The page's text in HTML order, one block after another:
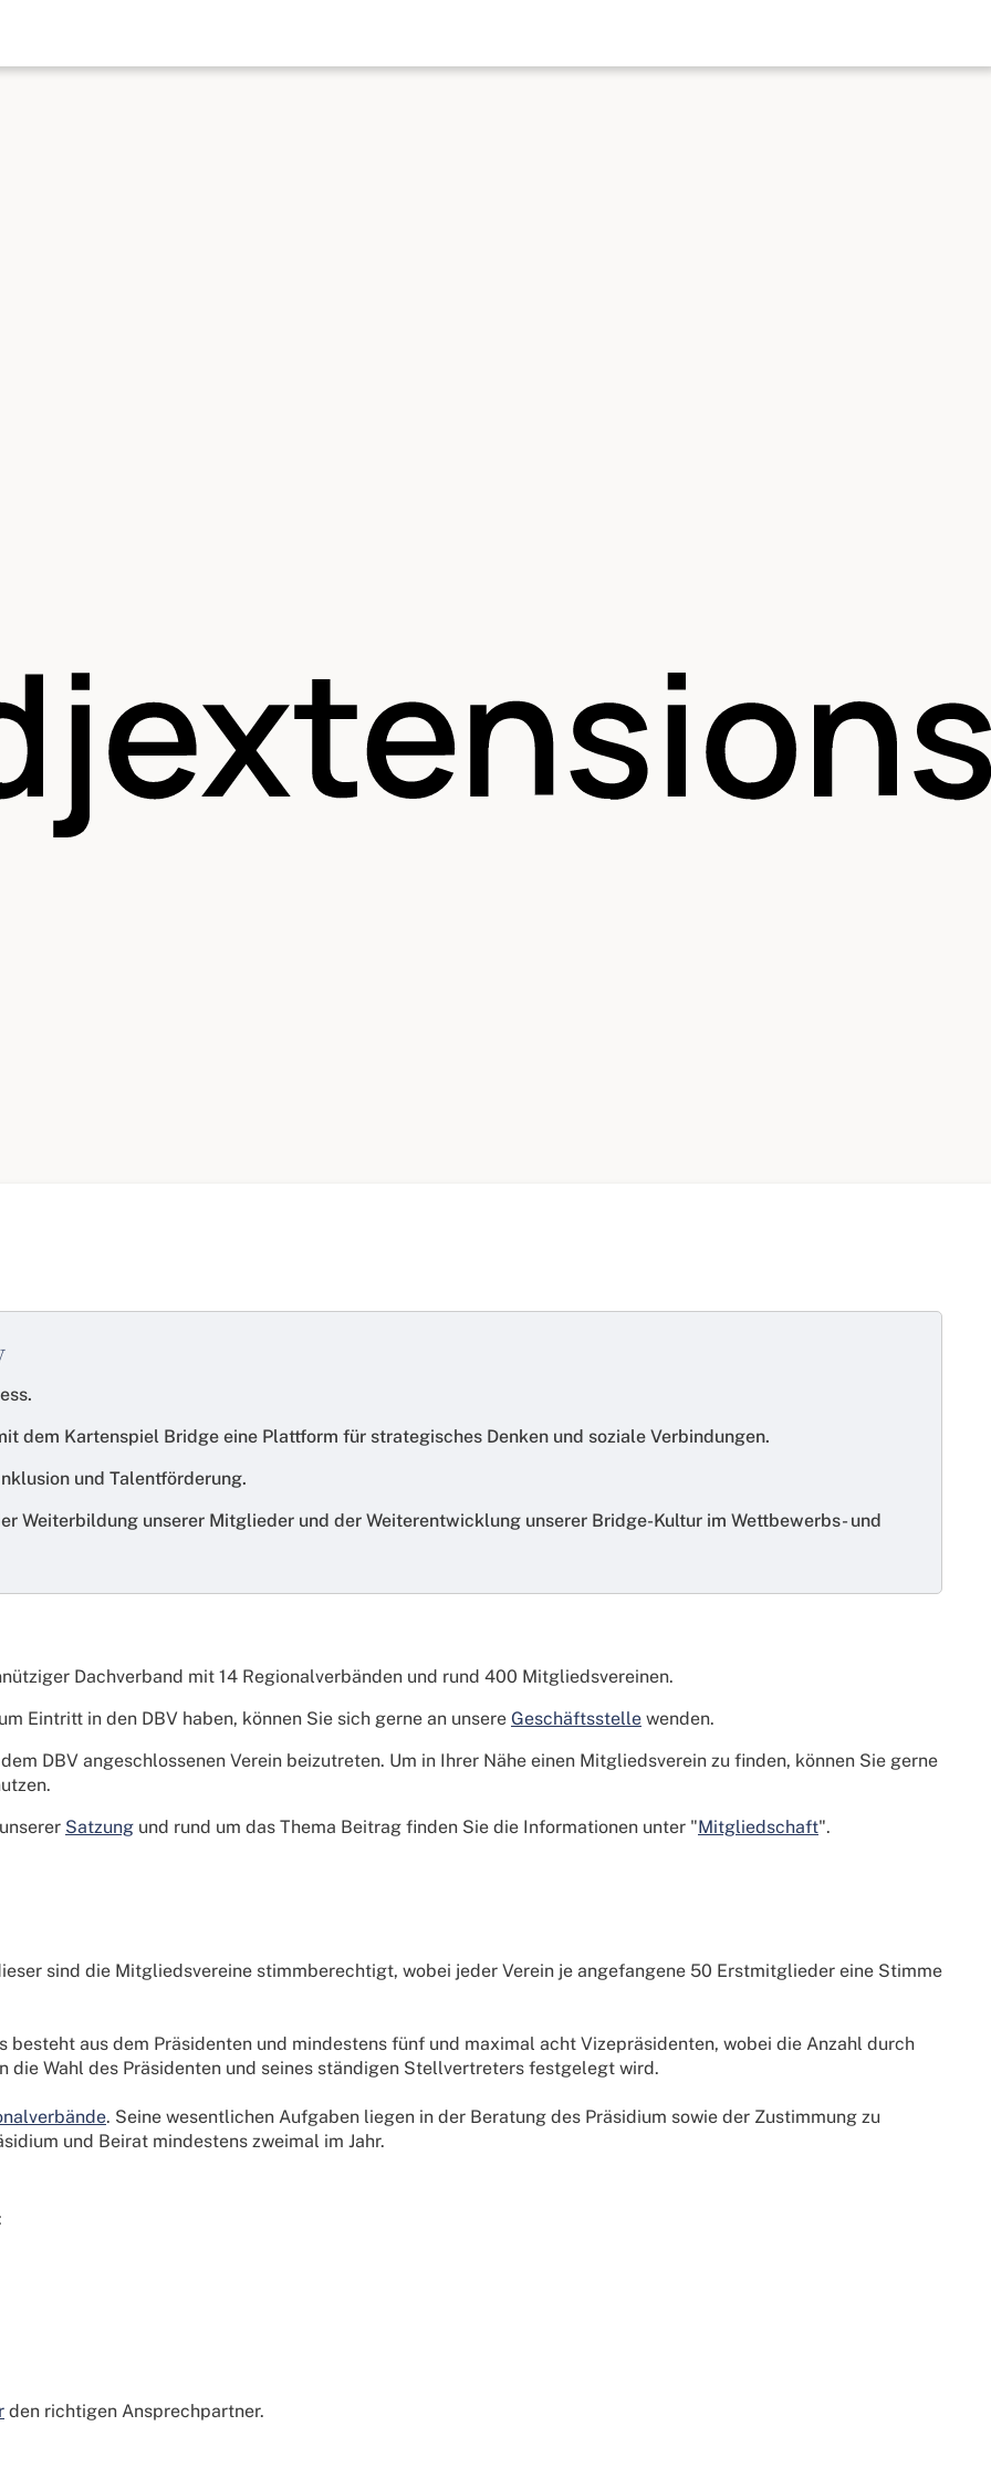
dem Kartenspiel Bridge eine Plattform für strategisches Denken und soziale Verbindungen.
und Talentförderung.
Weiterbildung unserer Mitglieder und der Weiterentwicklung unserer Bridge-Kultur im Wettbewerbs- und
Dachverband mit 14 Regionalverbänden und rund 400 Mitgliedsvereinen.
Eintritt in den DBV haben, können Sie sich gerne an unsere Geschäftsstelle wenden.
DBV angeschlossenen Verein beizutreten. Um in Ihrer Nähe einen Mitgliedsverein zu finden, können Sie gerne
Satzung und rund um das Thema Beitrag finden Sie die Informationen unter "Mitgliedschaft".
sind die Mitgliedsvereine stimmberechtigt, wobei jeder Verein je angefangene 50 Erstmitglieder eine Stimme
aus dem Präsidenten und mindestens fünf und maximal acht Vizepräsidenten, wobei die Anzahl durch
die Wahl des Präsidenten und seines ständigen Stellvertreters festgelegt wird.
. Seine wesentlichen Aufgaben liegen in der Beratung des Präsidium sowie der Zustimmung zu
und Beirat mindestens zweimal im Jahr.
den richtigen Ansprechpartner.